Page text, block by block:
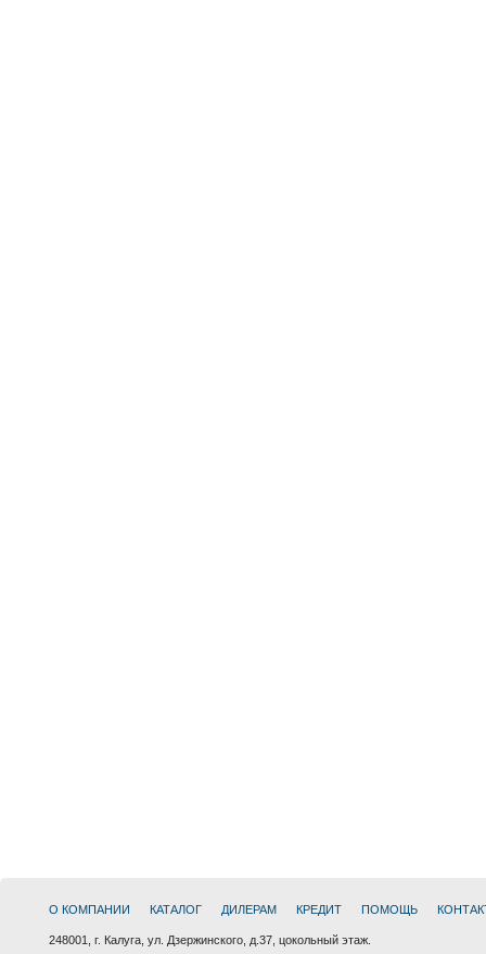
О КОМПАНИИ КАТАЛОГ ДИЛЕРАМ КРЕДИТ ПОМОЩЬ
248001, г. Калуга, ул. Дзержинского, д.37, цокольный этаж.